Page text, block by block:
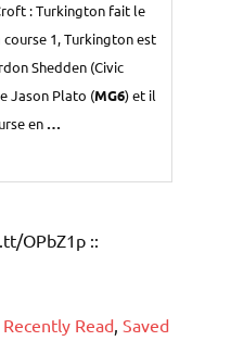
: Turkington fait le
course 1, Turkington est
Shedden (Civic
Jason Plato (MG6) et il
en …
OPbZ1p ::
Recently Read, Saved